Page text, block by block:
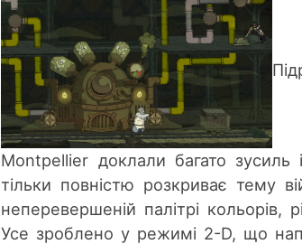
Montpellier доклали багато
тільки повністю розкриває тему
неперевершеній палітрі
Усе зроблено у режимі 2-D, що